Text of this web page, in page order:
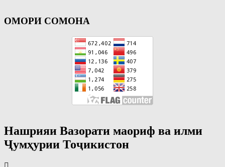
ОМОРИ СОМОНА
Нашрияи Вазорати маориф ва илми
Ҷумҳурии Тоҷикистон